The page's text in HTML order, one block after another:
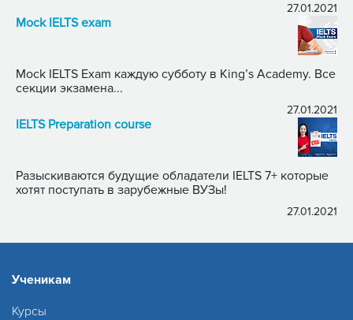
27.01.2021
Mock IELTS exam
Mock IELTS Exam каждую субботу в King’s Academy. Все
секции экзамена...
27.01.2021
IELTS Preparation course
Разыскиваются будущие обладатели IELTS 7+ которые
хотят поступать в зарубежные ВУЗы!
27.01.2021
Ученикам
Курсы